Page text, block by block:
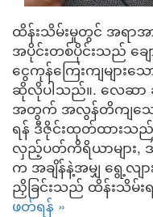
ထိန်းသိမ်းမှုတွင် အရာ
အပိုင်းတစ်ပိုင်းသည် ခ
ငွေကုန်ကြေးကျများသ
ဆိုလိုပါသည်။. လေဆာ ချိ
အတွက် အလွန်တိကျသော
ရန် ဒီဇိုင်းထုတ်ထားသည်
လှည့်ပတ်ကိရိယာများ,
က အချိန်နဲ့အမျှ ရွေ့လျာ
ညှိခြင်းသည် ထိန်းသိမ်း
ဖတ်ရန် »